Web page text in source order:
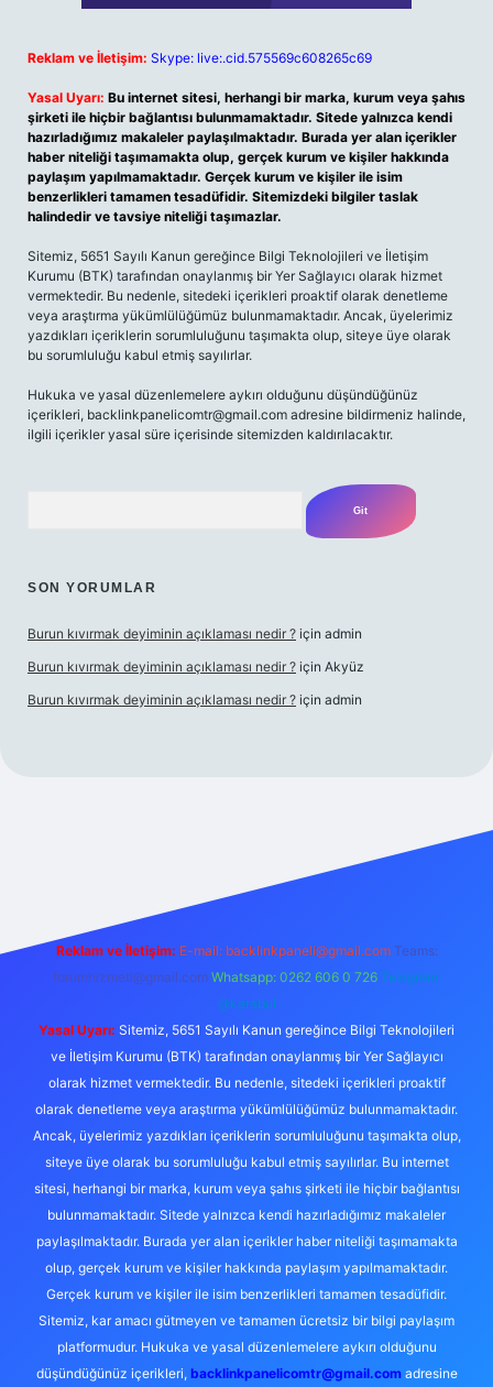
Reklam ve İletişim: Skype: live:.cid.575569c608265c69
Yasal Uyarı: Bu internet sitesi, herhangi bir marka, kurum veya şahıs
şirketi ile hiçbir bağlantısı bulunmamaktadır. Sitede yalnızca kendi
hazırladığımız makaleler paylaşılmaktadır. Burada yer alan içerikler
haber niteliği taşımamakta olup, gerçek kurum ve kişiler hakkında
paylaşım yapılmamaktadır. Gerçek kurum ve kişiler ile isim
benzerlikleri tamamen tesadüfidir. Sitemizdeki bilgiler taslak
halindedir ve tavsiye niteliği taşımazlar.
Sitemiz, 5651 Sayılı Kanun gereğince Bilgi Teknolojileri ve İletişim
Kurumu (BTK) tarafından onaylanmış bir Yer Sağlayıcı olarak hizmet
vermektedir. Bu nedenle, sitedeki içerikleri proaktif olarak denetleme
veya araştırma yükümlülüğümüz bulunmamaktadır. Ancak, üyelerimiz
yazdıkları içeriklerin sorumluluğunu taşımakta olup, siteye üye olarak
bu sorumluluğu kabul etmiş sayılırlar.
Hukuka ve yasal düzenlemelere aykırı olduğunu düşündüğünüz
içerikleri, backlinkpanelicomtr@gmail.com adresine bildirmeniz halinde,
ilgili içerikler yasal süre içerisinde sitemizden kaldırılacaktır.
SON YORUMLAR
Burun kıvırmak deyiminin açıklaması nedir ? için admin
Burun kıvırmak deyiminin açıklaması nedir ? için Akyüz
Burun kıvırmak deyiminin açıklaması nedir ? için admin
Reklam ve İletişim: E-mail: backlinkpaneli@gmail.com Teams:
forumhizmeti@gmail.com Whatsapp: 0262 606 0 726 Telegram:
@karabul
Yasal Uyarı: Sitemiz, 5651 Sayılı Kanun gereğince Bilgi Teknolojileri
ve İletişim Kurumu (BTK) tarafından onaylanmış bir Yer Sağlayıcı
olarak hizmet vermektedir. Bu nedenle, sitedeki içerikleri proaktif
olarak denetleme veya araştırma yükümlülüğümüz bulunmamaktadır.
Ancak, üyelerimiz yazdıkları içeriklerin sorumluluğunu taşımakta olup,
siteye üye olarak bu sorumluluğu kabul etmiş sayılırlar. Bu internet
sitesi, herhangi bir marka, kurum veya şahıs şirketi ile hiçbir bağlantısı
bulunmamaktadır. Sitede yalnızca kendi hazırladığımız makaleler
paylaşılmaktadır. Burada yer alan içerikler haber niteliği taşımamakta
olup, gerçek kurum ve kişiler hakkında paylaşım yapılmamaktadır.
Gerçek kurum ve kişiler ile isim benzerlikleri tamamen tesadüfidir.
Sitemiz, kar amacı gütmeyen ve tamamen ücretsiz bir bilgi paylaşım
platformudur. Hukuka ve yasal düzenlemelere aykırı olduğunu
düşündüğünüz içerikleri, backlinkpanelicomtr@gmail.comadresine